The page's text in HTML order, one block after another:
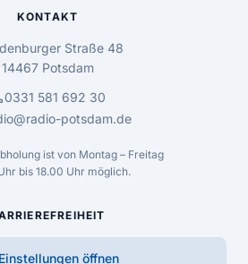
KONTAKT
Straße 48
14467 Potsdam
0331 581 692 30
potsdam.de
ist von Montag – Freitag
bis 18.00 Uhr möglich.
Einstellungen öffnen